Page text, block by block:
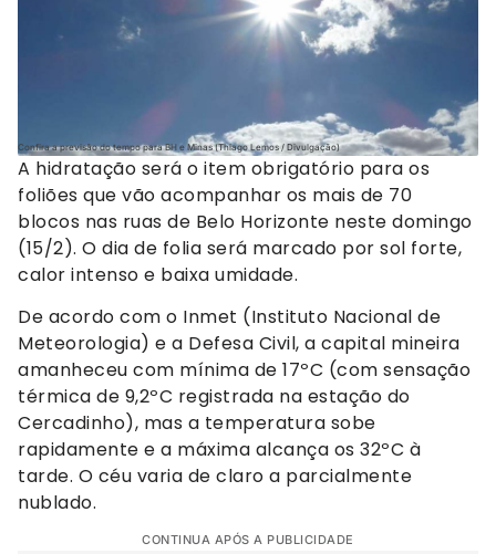
Confira a previsão do tempo para BH e Minas (Thiago Lemos / Divulgação)
A hidratação será o item obrigatório para os
foliões que vão acompanhar os mais de 70
blocos nas ruas de Belo Horizonte neste domingo
(15/2). O dia de folia será marcado por sol forte,
calor intenso e baixa umidade.
De acordo com o Inmet (Instituto Nacional de
Meteorologia) e a Defesa Civil, a capital mineira
amanheceu com mínima de 17ºC (com sensação
térmica de 9,2ºC registrada na estação do
Cercadinho), mas a temperatura sobe
rapidamente e a máxima alcança os 32ºC à
tarde. O céu varia de claro a parcialmente
nublado.
CONTINUA APÓS A PUBLICIDADE